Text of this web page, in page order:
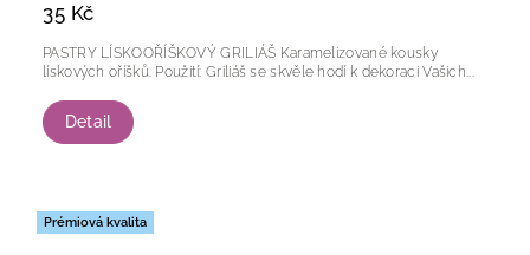
35 Kč
Detail
PASTRY LÍSKOOŘÍŠKOVÝ GRILIÁŠ Karamelizované kousky
lískových oříšků. Použití: Griliáš se skvěle hodí k dekoraci Vašich...
Prémiová kvalita